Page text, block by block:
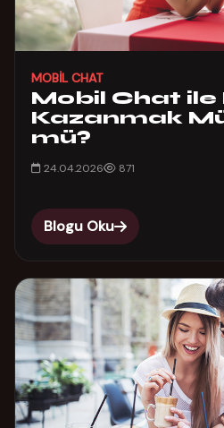
MOBIL CHAT
Mobil Chat ile
Kazanmak
mü?
24.04.2026 871
Blogu Oku